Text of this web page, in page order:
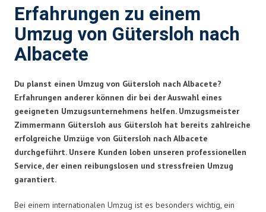
Erfahrungen zu einem
Umzug von Gütersloh nach
Albacete
Du planst einen Umzug von Gütersloh nach Albacete?
Erfahrungen anderer können dir bei der Auswahl eines
geeigneten Umzugsunternehmens helfen. Umzugsmeister
Zimmermann Gütersloh aus Gütersloh hat bereits zahlreiche
erfolgreiche Umzüge von Gütersloh nach Albacete
durchgeführt. Unsere Kunden loben unseren professionellen
Service, der einen reibungslosen und stressfreien Umzug
garantiert.
Bei einem internationalen Umzug ist es besonders wichtig, ein